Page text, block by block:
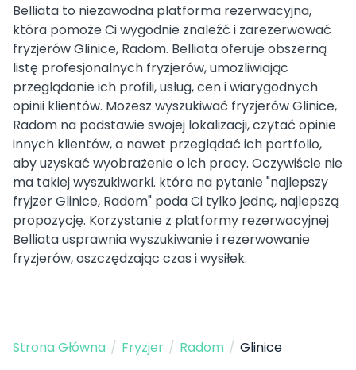
Belliata to niezawodna platforma rezerwacyjna,
która pomoże Ci wygodnie znaleźć i zarezerwować
fryzjerów Glinice, Radom. Belliata oferuje obszerną
listę profesjonalnych fryzjerów, umożliwiając
przeglądanie ich profili, usług, cen i wiarygodnych
opinii klientów. Możesz wyszukiwać fryzjerów Glinice,
Radom na podstawie swojej lokalizacji, czytać opinie
innych klientów, a nawet przeglądać ich portfolio,
aby uzyskać wyobrażenie o ich pracy. Oczywiście nie
ma takiej wyszukiwarki. która na pytanie "najlepszy
fryjzer Glinice, Radom" poda Ci tylko jedną, najlepszą
propozycję. Korzystanie z platformy rezerwacyjnej
Belliata usprawnia wyszukiwanie i rezerwowanie
fryzjerów, oszczędzając czas i wysiłek.
Strona Główna / Fryzjer / Radom / Glinice